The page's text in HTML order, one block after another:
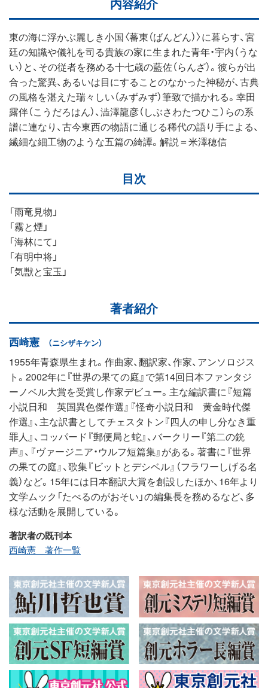
東の海に浮かぶ麗しき小国〈蕃東（ばんどん）〉に暮らす、宮
廷の知識や儀礼を司る貴族の家に生まれた青年・宇内（うな
い）と、その従者を務める十七歳の藍佐（らんざ）。彼らが出
合った驚異、あるいは目にすることのなかった神秘が、古典
の風格を湛えた瑞々しい（みずみず）筆致で描かれる。幸田
露伴（こうだろはん）、澁澤龍彦（しぶさわたつひこ）らの系
譜に連なり、古今東西の物語に通じる稀代の語り手による、
繊細な細工物のような五篇の綺譚。解説＝米澤穂信
目次
「雨竜見物」
「霧と煙」
「海林にて」
「有明中将」
「気獣と宝玉」
著者紹介
西崎憲 （ニシザキケン）
1955年青森県生まれ。作曲家、翻訳家、作家、アンソロジス
ト。2002年に『世界の果ての庭』で第14回日本ファンタジ
ーノベル大賞を受賞し作家デビュー。主な編訳書に『短篇
小説日和 英国異色傑作選』『怪奇小説日和 黄金時代傑
作選』、主な訳書としてチェスタトン『四人の申し分なき重
罪人』、コッパード『郵便局と蛇』、バークリー『第二の銃
声』、『ヴァージニア・ウルフ短篇集』がある。著書に『世界
の果ての庭』、歌集『ビットとデシベル』（フラワーしげる名
義）など。15年には日本翻訳大賞を創設したほか、16年より
文学ムック「たべるのがおそい」の編集長を務めるなど、多
様な活動を展開している。
著訳者の既刊本
西崎憲 著作一覧